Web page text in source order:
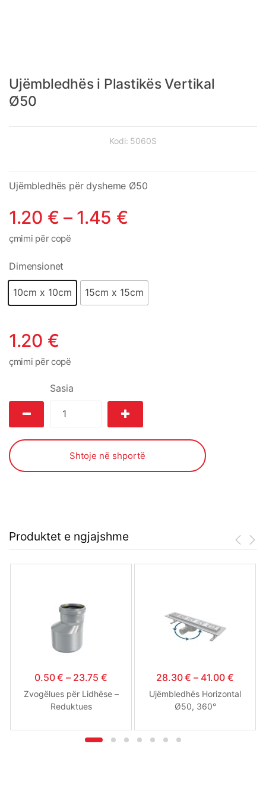
Ujëmbledhës i Plastikës Vertikal
Ø50
Kodi: 5060S
Ujëmbledhës për dysheme Ø50
1.20 € – 1.45 €
çmimi për copë
Dimensionet
10cm x 10cm 15cm x 15cm
1.20 €
çmimi për copë
Sasia
Shtoje në shportë
Produktet e ngjajshme
0.50€ – 23.75 €
Zvogëlues për Lidhëse –
Reduktues
28.30€ – 41.00 €
Ujëmbledhës Horizontal
Ø50, 360°